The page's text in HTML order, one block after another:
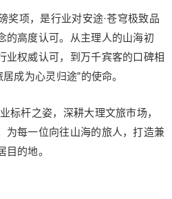
奖项，是行业对安途·苍穹极致品
的高度认可。从主理人的山海初
业权威认可，到万千宾客的口碑相
成为心灵归途”的使命。
标杆之姿，深耕大理文旅市场，
为每一位向往山海的旅人，打造兼
的地。